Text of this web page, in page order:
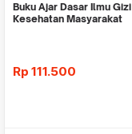
Buku Ajar Dasar Ilmu Gizi
Kesehatan Masyarakat
Rp 111.500